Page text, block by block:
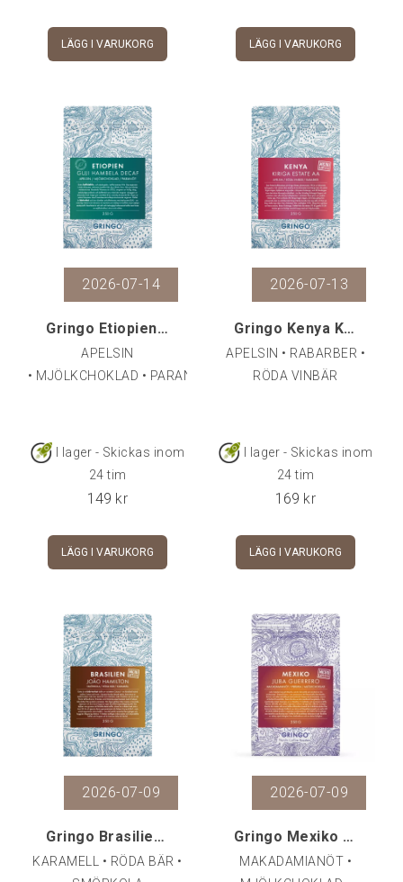
LÄGG I VARUKORG LÄGG I VARUKORG
2026-07-14
Gringo Etiopien Guji Hambela Decaf, 250 g
APELSIN
• MJÖLKCHOKLAD • PARANÖT
I lager - Skickas inom
24 tim
149 kr
LÄGG I VARUKORG
2026-07-13
Gringo Kenya Kiriga Estate AA, 250 g
APELSIN • RABARBER •
RÖDA VINBÄR
I lager - Skickas inom
24 tim
169 kr
LÄGG I VARUKORG
2026-07-09
Gringo Brasilien João Hamilton Natural, 250 g
KARAMELL • RÖDA BÄR •
2026-07-09
Gringo Mexiko Juba Guerrero, 250 g
MAKADAMIANÖT •